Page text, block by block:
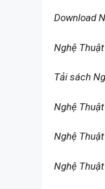
Download
Nghệ
Tải sách
Nghệ
Nghệ
Nghệ